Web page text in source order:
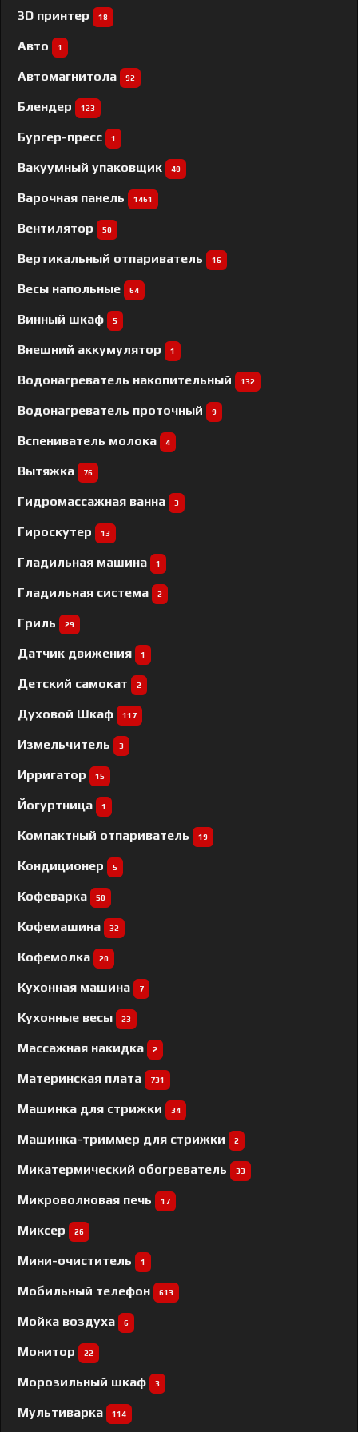
3D принтер 18
Авто 1
Автомагнитола 92
Блендер 123
Бургер-пресс 1
Вакуумный упаковщик 40
Варочная панель 1461
Вентилятор 50
Вертикальный отпариватель 16
Весы напольные 64
Винный шкаф 5
Внешний аккумулятор 1
Водонагреватель накопительный 132
Водонагреватель проточный 9
Вспениватель молока 4
Вытяжка 76
Гидромассажная ванна 3
Гироскутер 13
Гладильная машина 1
Гладильная система 2
Гриль 29
Датчик движения 1
Детский самокат 2
Духовой Шкаф 117
Измельчитель 3
Ирригатор 15
Йогуртница 1
Компактный отпариватель 19
Кондиционер 5
Кофеварка 50
Кофемашина 32
Кофемолка 20
Кухонная машина 7
Кухонные весы 23
Массажная накидка 2
Материнская плата 731
Машинка для стрижки 34
Машинка-триммер для стрижки 2
Микатермический обогреватель 33
Микроволновая печь 17
Миксер 26
Мини-очиститель 1
Мобильный телефон 613
Мойка воздуха 6
Монитор 22
Морозильный шкаф 3
Мультиварка 114